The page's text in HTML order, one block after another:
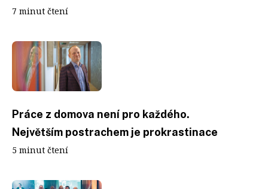
7 minut čtení
Práce z domova není pro každého.
Největším postrachem je prokrastinace
5 minut čtení